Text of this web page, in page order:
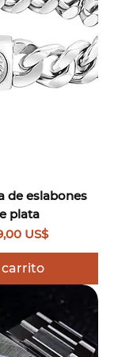
de eslabones
plata
de oferta
US$